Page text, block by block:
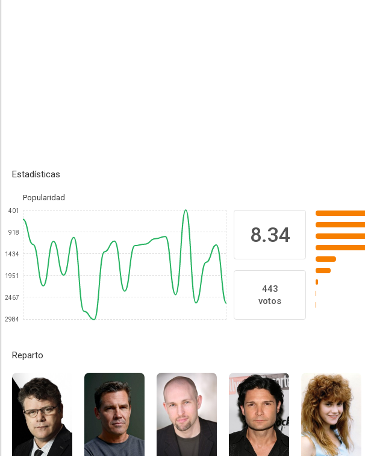
Estadísticas
Popularidad
401
918
1434
1951
2467
2984
8.34
443
votos
Reparto